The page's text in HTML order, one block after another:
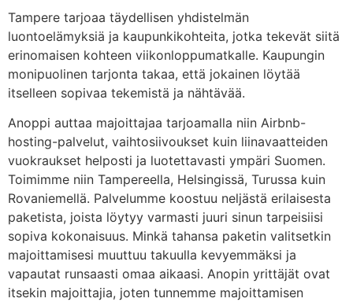
Tampere tarjoaa täydellisen yhdistelmän
luontoelämyksiä ja kaupunkikohteita, jotka tekevät siitä
erinomaisen kohteen viikonloppumatkalle. Kaupungin
monipuolinen tarjonta takaa, että jokainen löytää
itselleen sopivaa tekemistä ja nähtävää.
Anoppi auttaa majoittajaa tarjoamalla niin Airbnb-
hosting-palvelut, vaihtosiivoukset kuin liinavaatteiden
vuokraukset helposti ja luotettavasti ympäri Suomen.
Toimimme niin Tampereella, Helsingissä, Turussa kuin
Rovaniemellä. Palvelumme koostuu neljästä erilaisesta
paketista, joista löytyy varmasti juuri sinun tarpeisiisi
sopiva kokonaisuus. Minkä tahansa paketin valitsetkin
majoittamisesi muuttuu takuulla kevyemmäksi ja
vapautat runsaasti omaa aikaasi. Anopin yrittäjät ovat
itsekin majoittajia, joten tunnemme majoittamisen